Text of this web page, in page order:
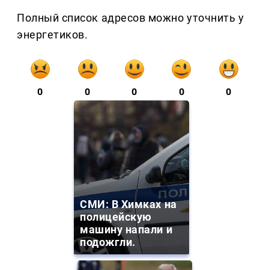
Полный список адресов можно уточнить у
энергетиков.
0 0 0 0 0
СМИ: В Химках на
полицейскую
машину напали и
подожгли.